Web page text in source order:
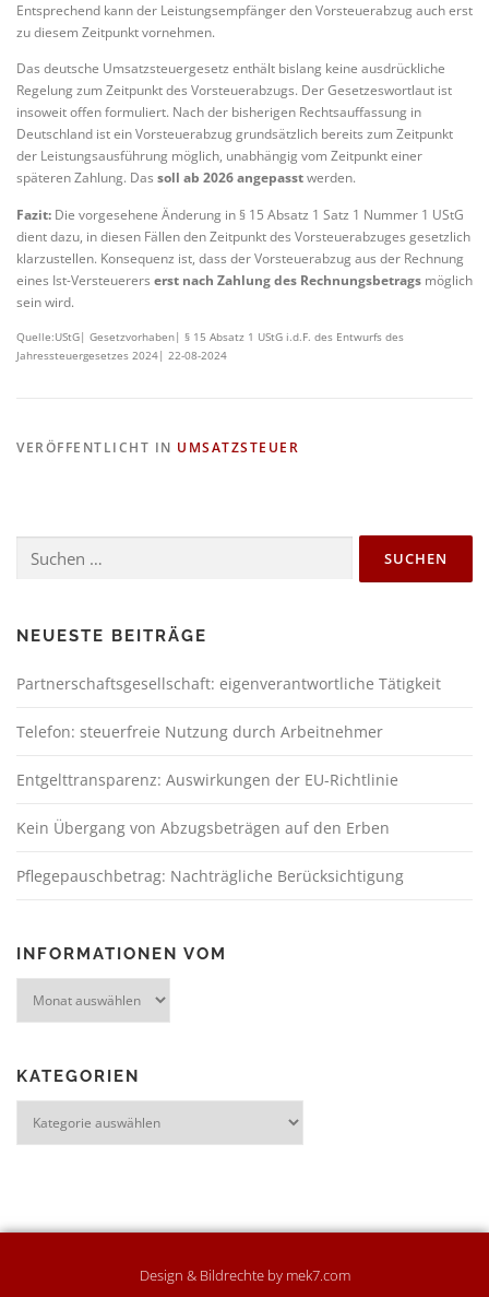
Entsprechend kann der Leistungsempfänger den Vorsteuerabzug auch erst
zu diesem Zeitpunkt vornehmen.
Das deutsche Umsatzsteuergesetz enthält bislang keine ausdrückliche
Regelung zum Zeitpunkt des Vorsteuerabzugs. Der Gesetzeswortlaut ist
insoweit offen formuliert. Nach der bisherigen Rechtsauffassung in
Deutschland ist ein Vorsteuerabzug grundsätzlich bereits zum Zeitpunkt
der Leistungsausführung möglich, unabhängig vom Zeitpunkt einer
späteren Zahlung. Das soll ab 2026 angepasstwerden.
Fazit: Die vorgesehene Änderung in § 15 Absatz 1 Satz 1 Nummer 1 UStG
dient dazu, in diesen Fällen den Zeitpunkt des Vorsteuerabzuges gesetzlich
klarzustellen. Konsequenz ist, dass der Vorsteuerabzug aus der Rechnung
eines Ist-Versteuerers erst nach Zahlung des Rechnungsbetrags möglich
sein wird.
Quelle:UStG| Gesetzvorhaben| § 15 Absatz 1 UStG i.d.F. des Entwurfs des
Jahressteuergesetzes 2024| 22-08-2024
VERÖFFENTLICHT IN UMSATZSTEUER
NEUESTE BEITRÄGE
Partnerschaftsgesellschaft: eigenverantwortliche Tätigkeit
Telefon: steuerfreie Nutzung durch Arbeitnehmer
Entgelttransparenz: Auswirkungen der EU-Richtlinie
Kein Übergang von Abzugsbeträgen auf den Erben
Pflegepauschbetrag: Nachträgliche Berücksichtigung
INFORMATIONEN VOM
KATEGORIEN
Design & Bildrechte by mek7.com